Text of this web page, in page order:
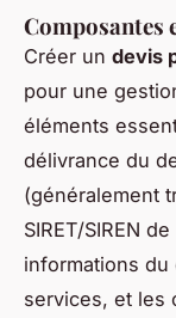
Composantes
Créer un devis
pour une
éléments
délivrance du
(généralement
SIRET/SIREN
informations
services, et les